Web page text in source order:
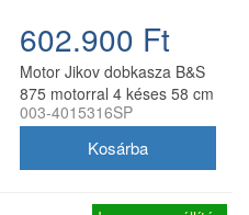
602.900 Ft
Motor Jikov dobkasza B&S
875 motorral 4 késes 58 cm
003-4015316SP